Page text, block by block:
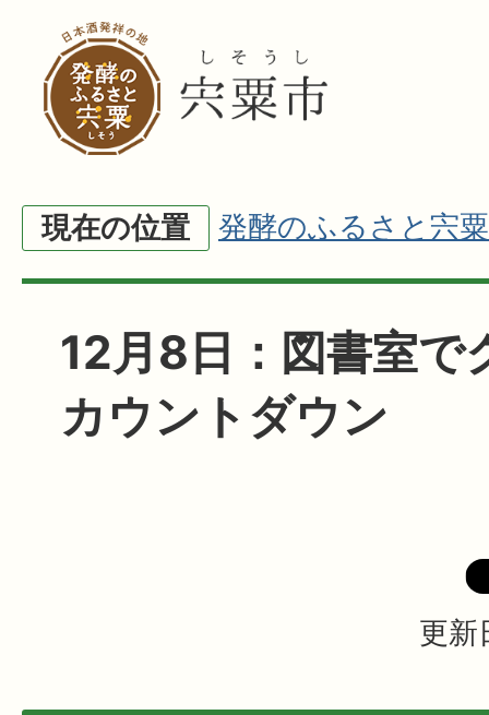
現在の位置 発酵のふるさと宍粟
12月8日：図書室で
カウントダウン
更新